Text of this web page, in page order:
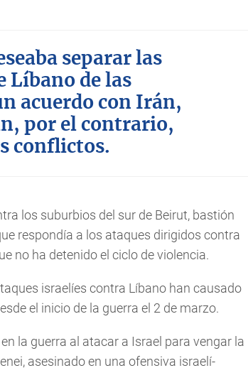
separar las
Líbano de las
acuerdo con Irán,
por el contrario,
conflictos.
los suburbios del sur de Beirut, bastión
respondía a los ataques dirigidos contra
no ha detenido el ciclo de violencia.
israelíes contra Líbano han causado
el inicio de la guerra el 2 de marzo.
la guerra al atacar a Israel para vengar la
asesinado en una ofensiva israelí-